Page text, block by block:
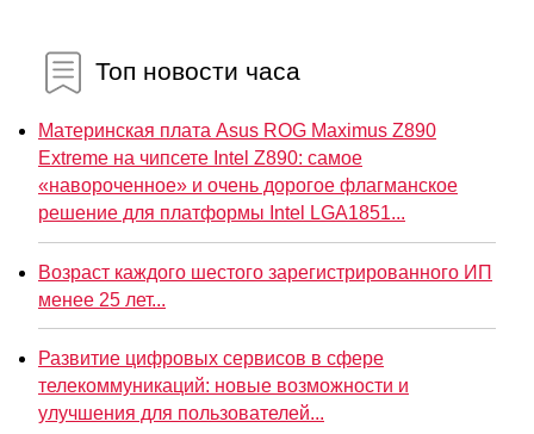
Топ новости часа
Материнская плата Asus ROG Maximus Z890
Extreme на чипсете Intel Z890: самое
«навороченное» и очень дорогое флагманское
решение для платформы Intel LGA1851...
Возраст каждого шестого зарегистрированного ИП
менее 25 лет...
Развитие цифровых сервисов в сфере
телекоммуникаций: новые возможности и
улучшения для пользователей...